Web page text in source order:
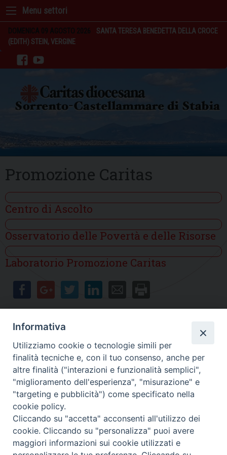
Skip
content
DOMENICA 09 AGOSTO 2026
SANTA TERESA BENEDETTA DELLA CROCE
(EDITH) STEIN, VERGINE
facebookyoutube
Promozione Caritas
Centro di Ascolto
Osservatorio delle Povertà e delle Risorse
Laboratorio Promozione Caritas
Contatti
Sede Legale
Vico Sant’Anna 1 – 80053 Castellammare di Stabia (NA)
Sede Operativa
Via San Bartolomeo 72 – 80053 Castellammare di Stabia (NA)
* Tel. 081.870.17.02
* Cell. 331.50.59.943
* Fax 081.39.01.803
*mail:segreteria@caritasdiocesanasorrento.it
Informativa
Utilizziamo cookie o tecnologie simili per
finalità tecniche e, con il tuo consenso, anche per
altre finalità ("interazioni e funzionalità semplici",
"miglioramento dell'esperienza", "misurazione" e
"targeting e pubblicità") come specificato nella
cookie policy.
Cliccando su "accetta" acconsenti all'utilizzo dei
cookie. Cliccando su "personalizza" puoi avere
maggiori informazioni sui cookie utilizzati e